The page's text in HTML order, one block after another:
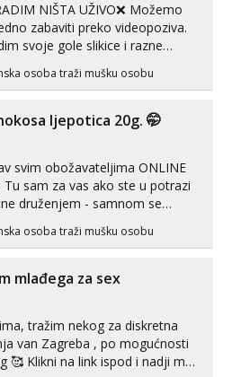
NIŠTA UŽIVO❌ Možemo
zabaviti preko videopoziva.
svoje gole slikice i razne
🤩 Za online zabavu pošalji
na Whatsapp, Telegram ili Viber.
možeš me vidjeti na
videopozivu. 😉 S vama sam vec 5 ...
osoba traži mušku osobu
ljepotica 20g. 🤭
svim obožavateljima ONLINE
Tu sam za vas ako ste u potrazi
druženjem - samnom se
zabaviti preko videopoziva, ili
nisam dovoljna radim i u paru i
i vruća tipkanja uz slike i hot
Za vas sam pripremila ...
osoba traži mušku osobu
mlađega za sex
tražim nekog za diskretna
van Zagreba , po mogućnosti
i nadji me